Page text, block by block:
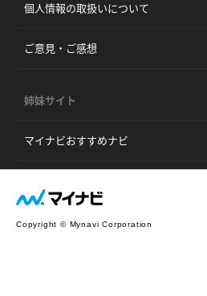
個人情報の取扱いについて
ご意見・ご感想
姉妹サイト
マイナビおすすめナビ
Copyright © Mynavi Corporation